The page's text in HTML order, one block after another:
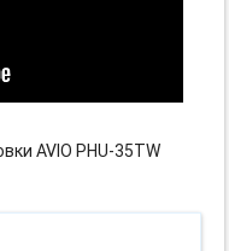
AVIO PHU-35TW